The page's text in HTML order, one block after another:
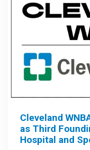
Cleveland
as Third
Hospital and